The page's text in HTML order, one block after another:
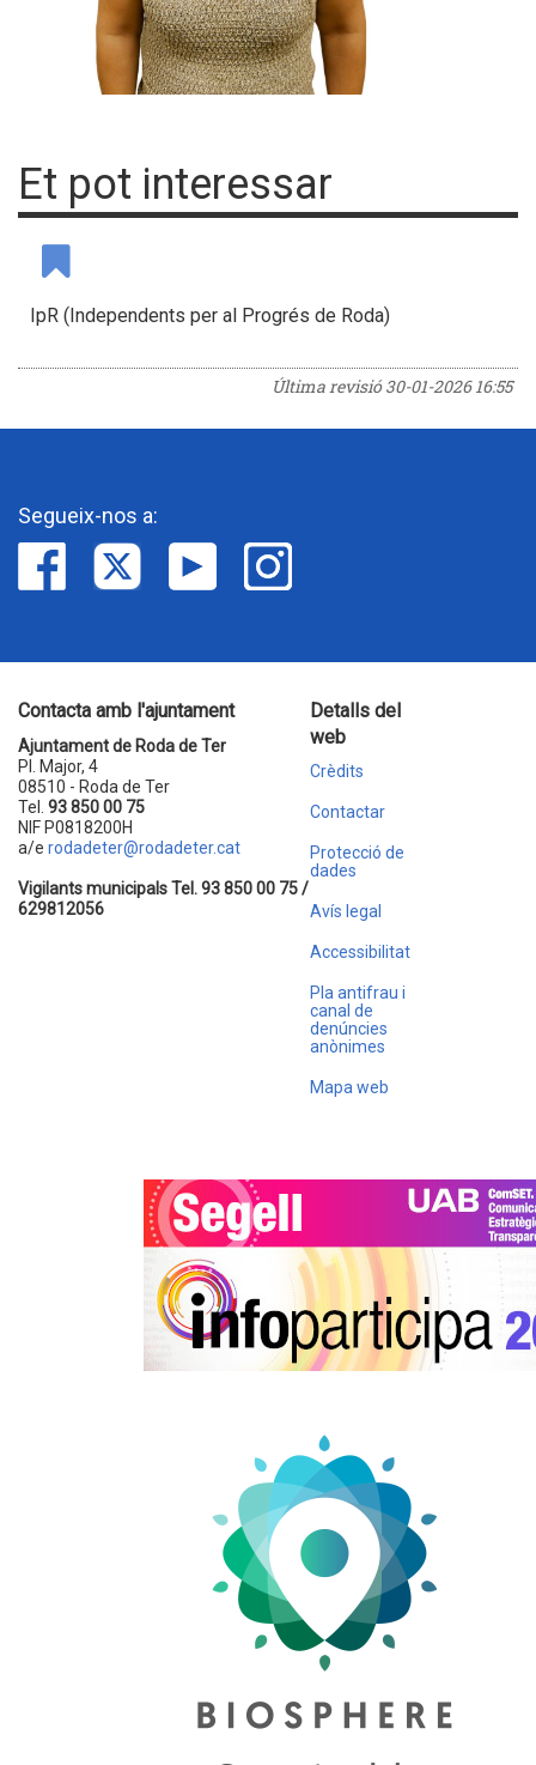
Et pot interessar
IpR (Independents per al Progrés de Roda)
Última revisió30-01-2026 16:55
Segueix-nos a:
Contacta amb l'ajuntament
Ajuntament de Roda de Ter
Pl. Major, 4
08510 - Roda de Ter
Tel. 93 850 00 75
NIF P0818200H
a/e rodadeter@rodadeter.cat
Vigilants municipals Tel. 93 850 00 75 /
629812056
Detalls del
web
Crèdits
Contactar
Protecció de
dades
Avís legal
Accessibilitat
Pla antifrau i
canal de
denúncies
anònimes
Mapa web